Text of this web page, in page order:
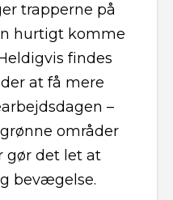
trapperne på
hurtigt komme
findes
at få mere
–
områder
gør det let at
bevægelse.